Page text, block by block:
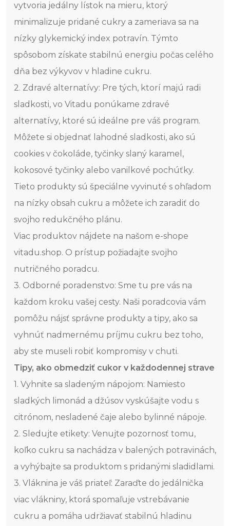
vytvoria jedálny lístok na mieru, ktorý
minimalizuje pridané cukry a zameriava sa na
nízky glykemický index potravín. Týmto
spôsobom získate stabilnú energiu počas celého
dňa bez výkyvov v hladine cukru.
2. Zdravé alternatívy: Pre tých, ktorí majú radi
sladkosti, vo Vitadu ponúkame zdravé
alternatívy, ktoré sú ideálne pre váš program.
Môžete si objednať lahodné sladkosti, ako sú
cookies v čokoláde, tyčinky slaný karamel,
kokosové tyčinky alebo vanilkové pochúťky.
Tieto produkty sú špeciálne vyvinuté s ohľadom
na nízky obsah cukru a môžete ich zaradiť do
svojho redukčného plánu.
Viac produktov nájdete na našom e-shope
vitadu.shop. O prístup požiadajte svojho
nutričného poradcu.
3. Odborné poradenstvo: Sme tu pre vás na
každom kroku vašej cesty. Naši poradcovia vám
pomôžu nájsť správne produkty a tipy, ako sa
vyhnúť nadmernému príjmu cukru bez toho,
aby ste museli robiť kompromisy v chuti.
Tipy, ako obmedziť cukor v každodennej strave
1. Vyhnite sa sladeným nápojom: Namiesto
sladkých limonád a džúsov vyskúšajte vodu s
citrónom, nesladené čaje alebo bylinné nápoje.
2. Sledujte etikety: Venujte pozornosť tomu,
koľko cukru sa nachádza v balených potravinách,
a vyhýbajte sa produktom s pridanými sladidlami.
3. Vláknina je váš priateľ: Zaraďte do jedálnička
viac vlákniny, ktorá spomaľuje vstrebávanie
cukru a pomáha udržiavať stabilnú hladinu